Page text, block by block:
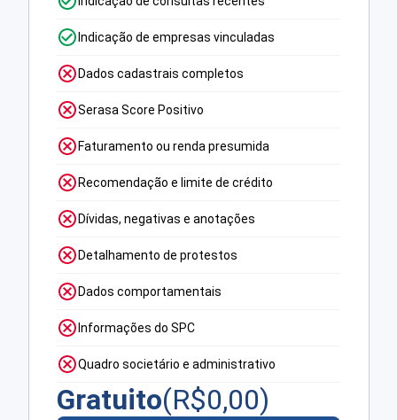
Indicação de empresas vinculadas
Dados cadastrais completos
Serasa Score Positivo
Faturamento ou renda presumida
Recomendação e limite de crédito
Dívidas, negativas e anotações
Detalhamento de protestos
Dados comportamentais
Informações do SPC
Quadro societário e administrativo
Gratuito(R$0,00)